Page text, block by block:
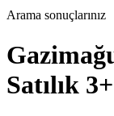
Arama sonuçlarınız
Satılık